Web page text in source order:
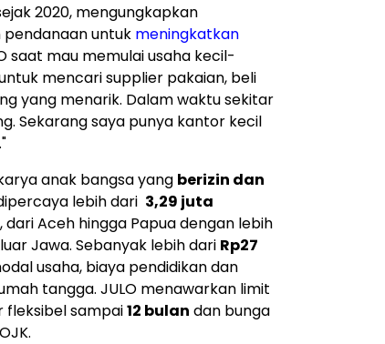
2020, mengungkapkan
untuk meningkatkan
saat mau memulai usaha kecil-
mencari supplier pakaian, beli
yang menarik. Dalam waktu sekitar
Sekarang saya punya kantor kecil
anak bangsa yang berizin dan
lebih dari 3,29 juta
dari Aceh hingga Papua dengan lebih
Jawa. Sebanyak lebih dari Rp27
usaha, biaya pendidikan dan
tangga. JULO menawarkan limit
fleksibel sampai12 bulan dan bunga